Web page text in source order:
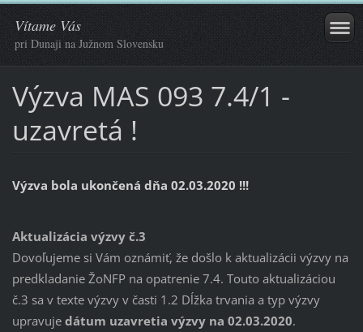
Vítame Vás
pri Dunaji na Južnom Slovensku
Výzva MAS 093 7.4/1 -
uzavretá !
Výzva bola ukončená dňa 02.03.2020 !!!
Aktualizácia výzvy č.3
Dovoľujeme si Vám oznámiť, že došlo k aktualizácii výzvy na
predkladanie ŽoNFP na opatrenie 7.4. Touto aktualizáciou
č.3 sa v texte výzvy v časti 1.2 Dĺžka trvania a typ výzvy
upravuje dátum uzavretia výzvy na 02.03.2020.